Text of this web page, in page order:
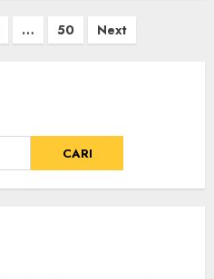
… 50 Next
CARI